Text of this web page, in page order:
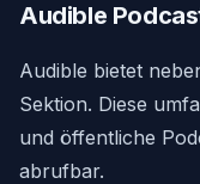
Audible
Audible bietet
Sektion. Diese
und öffentliche
abrufbar.